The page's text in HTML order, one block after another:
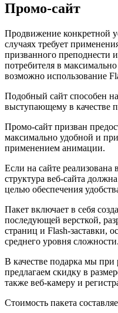
Промо-сайт
Продвижение конкретной
случаях требует
призванного преподнести
потребителя в
возможно использование
Подобный сайт способен
выступающему в качестве
Промо-сайт призван
максимально удобной и
применением анимации.
Если на сайте реализована
структура веб-сайта
целью обеспечения
Пакет включает в себя
последующей версткой,
страниц и Flash-заставки,
среднего уровня сложности.
В качестве подарка мы при
предлагаем скидку в
также веб-камеру и
Стоимость пакета